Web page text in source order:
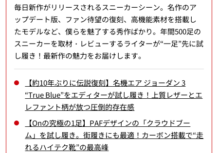
毎日新作がリリースされるスニーカーシーン。名作のア
ップデート版、ファン待望の復刻、高機能素材を搭載し
たモデルなど、僕らを魅了する秀作ばかり。年間500足の
スニーカーを取材・レビューするライターが“一足”先に試
し履き！最新作の魅力をお届けします。
【約10年ぶりに伝説復刻】名機エア ジョーダン 3
“True Blue”をエディターが試し履き！上質レザーとエ
レファント柄が放つ圧倒的存在感
【Onの究極の1足】PAFデザインの「クラウドブー
ム」を試し履き。街履きにも最適！カーボン搭載で“走
れるハイテク靴”の最高峰